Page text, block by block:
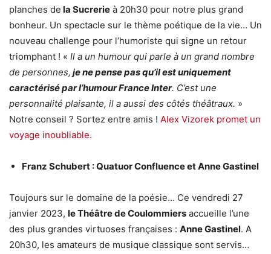
planches de la Sucrerie à 20h30 pour notre plus grand
bonheur. Un spectacle sur le thème poétique de la vie… Un
nouveau challenge pour l’humoriste qui signe un retour
triomphant ! « Il a un humour qui parle à un grand nombre
de personnes, je ne pense pas qu’il est uniquement
caractérisé par l’humour France Inter. C’est une
personnalité plaisante, il a aussi des côtés théâtraux. »
Notre conseil ? Sortez entre amis ! Alex Vizorek promet un
voyage inoubliable.
Franz Schubert : Quatuor Confluence et Anne Gastinel
Toujours sur le domaine de la poésie… Ce vendredi 27
janvier 2023, le Théâtre de Coulommiers accueille l’une
des plus grandes virtuoses françaises : Anne Gastinel. A
20h30, les amateurs de musique classique sont servis…